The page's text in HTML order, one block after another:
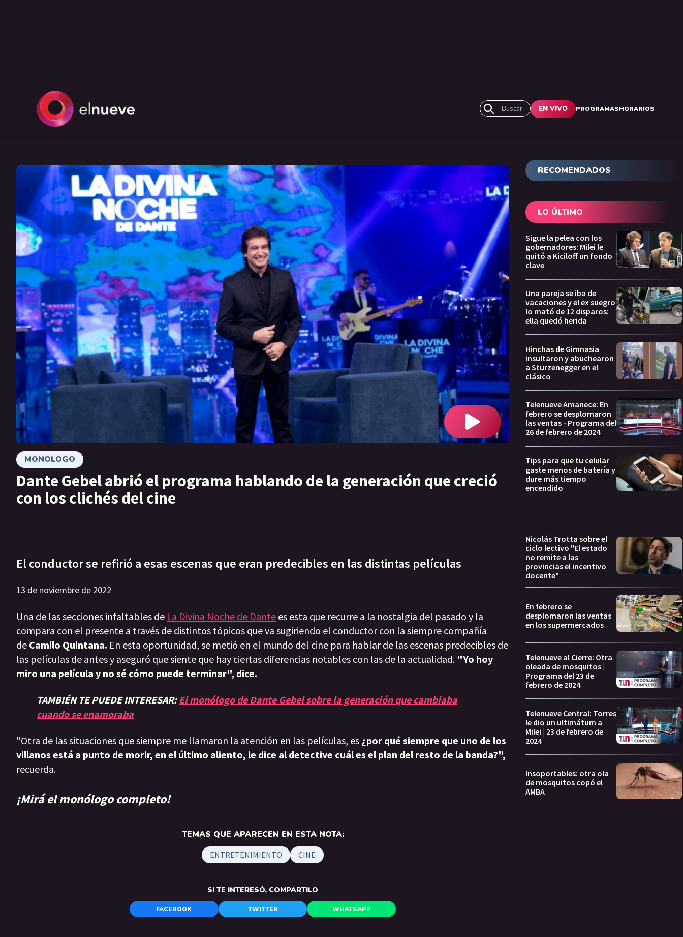
Buscar EN VIVO PROGRAMASHORARIOS
MONOLOGO
Dante Gebel abrió el programa hablando de la generación que creció
con los clichés del cine
El conductor se refirió a esas escenas que eran predecibles en las distintas películas
13 de noviembre de 2022
Una de las secciones infaltables de La Divina Noche de Dante es esta que recurre a la nostalgia del pasado y la
compara con el presente a través de distintos tópicos que va sugiriendo el conductor con la siempre compañía
de Camilo Quintana. En esta oportunidad, se metió en el mundo del cine para hablar de las escenas predecibles de
las películas de antes y aseguró que siente que hay ciertas diferencias notables con las de la actualidad. "Yo hoy
miro una película y no sé cómo puede terminar", dice.
TAMBIÉN TE PUEDE INTERESAR:El monólogo de Dante Gebel sobre la generación que cambiaba
cuando se enamoraba
"Otra de las situaciones que siempre me llamaron la atención en las películas, es ¿por qué siempre que uno de los
villanos está a punto de morir, en el último aliento, le dice al detective cuál es el plan del resto de la banda?",
recuerda.
¡Mirá el monólogo completo!
TEMAS QUE APARECEN EN ESTA NOTA:
ENTRETENIMIENTO CINE
SI TE INTERESÓ, COMPARTILO
FACEBOOK TWITTER WHATSAPP
RECOMENDADOS
LO ÚLTIMO
Sigue la pelea con los
gobernadores: Milei le
quitó a Kiciloff un fondo
clave
Una pareja se iba de
vacaciones y el ex suegro
lo mató de 12 disparos:
ella quedó herida
Hinchas de Gimnasia
insultaron y abuchearon
a Sturzenegger en el
clásico
Telenueve Amanece: En
febrero se desplomaron
las ventas - Programa del
26 de febrero de 2024
Tips para que tu celular
gaste menos de batería y
dure más tiempo
encendido
Nicolás Trotta sobre el
ciclo lectivo "El estado
no remite a las
provincias el incentivo
docente"
En febrero se
desplomaron las ventas
en los supermercados
Telenueve al Cierre: Otra
oleada de mosquitos |
Programa del 23 de
febrero de 2024
Telenueve Central: Torres
le dio un ultimátum a
Milei | 23 de febrero de
2024
Insoportables: otra ola
de mosquitos copó el
AMBA